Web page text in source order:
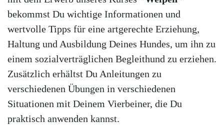
bekommst Du wichtige Informationen und
wertvolle Tipps für eine artgerechte Erziehung,
Haltung und Ausbildung Deines Hundes, um ihn zu
einem sozialverträglichen Begleithund zu erziehen.
Zusätzlich erhältst Du Anleitungen zu
verschiedenen Übungen in verschiedenen
Situationen mit Deinem Vierbeiner, die Du
praktisch anwenden kannst.